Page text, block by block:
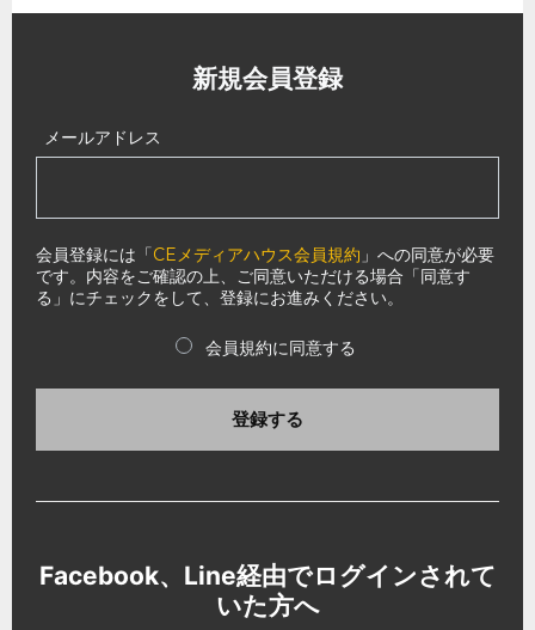
新規会員登録
メールアドレス
会員登録には「CEメディアハウス会員規約 」への同意が必要
です。内容をご確認の上、ご同意いただける場合「同意す
る」にチェックをして、登録にお進みください。
会員規約に同意する
登録する
Facebook、Line経由でログインされて
いた方へ